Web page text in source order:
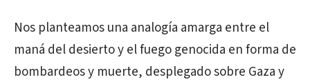
Nos planteamos una analogía amarga entre el
maná del desierto y el fuego genocida en forma de
bombardeos y muerte, desplegado sobre Gaza y